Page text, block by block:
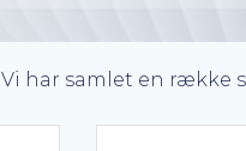
Vi har samlet en række